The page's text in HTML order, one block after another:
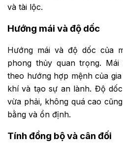
và tài lộc.
Hướng mái và độ dốc
Hướng mái và độ dốc của
phong thủy quan trọng.
theo hướng hợp mệnh của
khí và tạo sự an lành. Độ
vừa phải, không quá cao
bằng và ổn định.
Tính đồng bộ và cân đối